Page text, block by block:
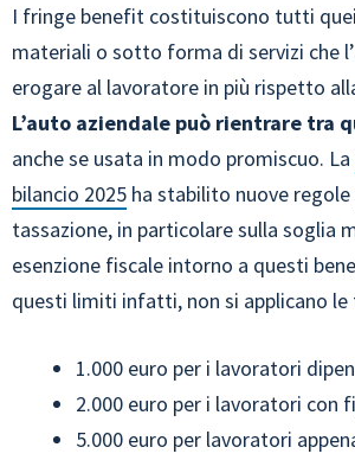
I fringe benefit costituiscono tutti
materiali o sotto forma di servizi che
erogare al lavoratore in più rispetto
L’auto aziendale può rientrare tra
anche se usata in modo promiscuo. La
bilancio 2025 ha stabilito nuove regole
tassazione, in particolare sulla soglia
esenzione fiscale intorno a questi
questi limiti infatti, non si applicano le
1.000 euro per i lavoratori
2.000 euro per i lavoratori con
5.000 euro per lavoratori